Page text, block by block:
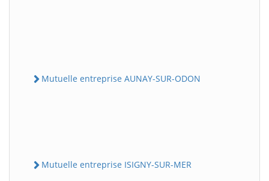
Mutuelle entreprise AUNAY-SUR-ODON
Mutuelle entreprise ISIGNY-SUR-MER